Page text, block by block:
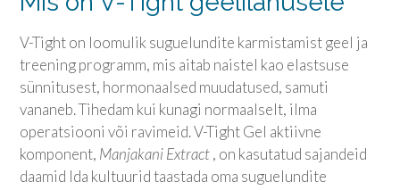
V-Tight on loomulik suguelundite karmistamist geel ja
treening programm, mis aitab naistel kao elastsuse
sünnitusest, hormonaalsed muudatused, samuti
vananeb. Tihedam kui kunagi normaalselt, ilma
operatsiooni või ravimeid. V-Tight Gel aktiivne
komponent, Manjakani Extract, on kasutatud sajandeid
daamid Ida kultuurid taastada oma suguelundite